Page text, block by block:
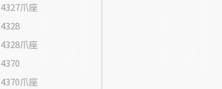
4327爪座
4328
4328爪座
4370
4370爪座